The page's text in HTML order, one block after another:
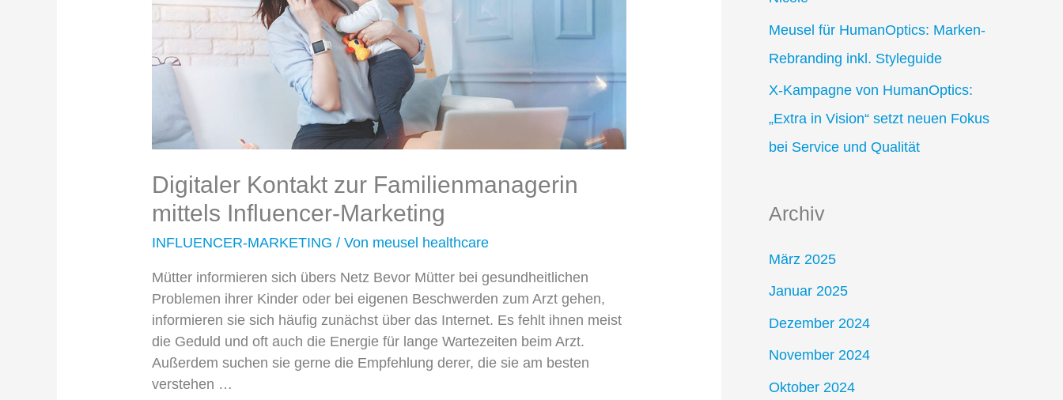
Digitaler Kontakt zur Familien­­managerin
mittels Influencer-Marketing
INFLUENCER-MARKETING / Von meusel healthcare
Mütter informieren sich übers Netz Bevor Mütter bei gesundheitlichen
Problemen ihrer Kinder oder bei eigenen Beschwerden zum Arzt gehen,
informieren sie sich häufig zunächst über das Internet. Es fehlt ihnen meist
die Geduld und oft auch die Energie für lange Wartezeiten beim Arzt.
Außerdem suchen sie gerne die Empfehlung derer, die sie am besten
verstehen …
Meusel für HumanOptics: Marken-
Rebranding inkl. Styleguide
X-Kampagne von HumanOptics:
„Extra in Vision“ setzt neuen Fokus
bei Service und Qualität
Archiv
März 2025
Januar 2025
Dezember 2024
November 2024
Oktober 2024